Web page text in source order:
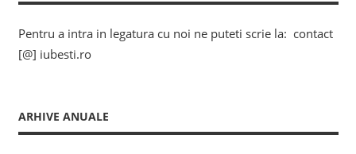
Pentru a intra in legatura cu noi ne puteti scrie la: contact
[@] iubesti.ro
ARHIVE ANUALE